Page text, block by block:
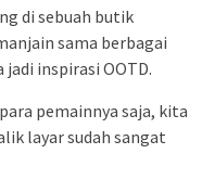
di sebuah butik
sama berbagai
inspirasi OOTD.
pemainnya saja, kita
layar sudah sangat